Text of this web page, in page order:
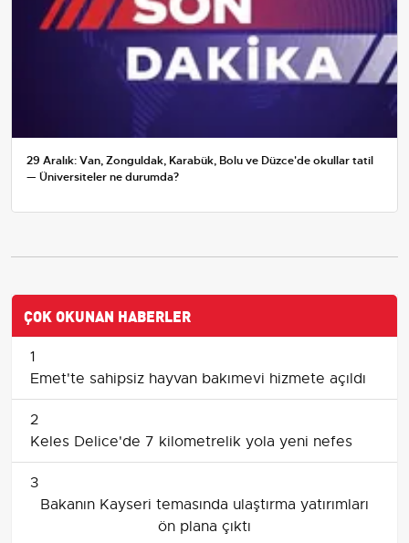
29 Aralık: Van, Zonguldak, Karabük, Bolu ve Düzce'de okullar tatil
— Üniversiteler ne durumda?
ÇOK OKUNAN HABERLER
1
Emet'te sahipsiz hayvan bakımevi hizmete açıldı
2
Keles Delice'de 7 kilometrelik yola yeni nefes
3
Bakanın Kayseri temasında ulaştırma yatırımları
ön plana çıktı